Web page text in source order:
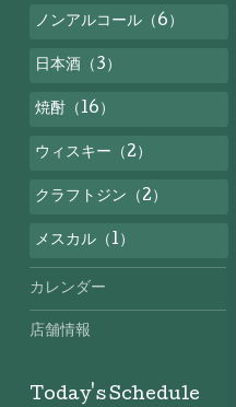
ノンアルコール（6）
日本酒（3）
焼酎（16）
ウィスキー（2）
クラフトジン（2）
メスカル（1）
カレンダー
店舗情報
Today's Schedule